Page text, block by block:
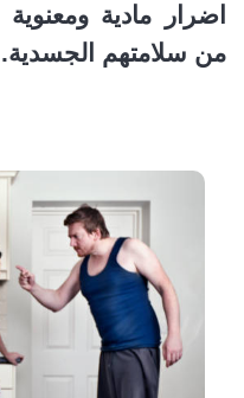
اضرار مادية
من سلامتهم الجسدية.